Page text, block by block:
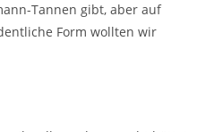
Tannen gibt, aber auf
Form wollten wir